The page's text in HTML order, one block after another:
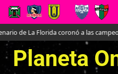
de La Florida coronó a las
Planeta